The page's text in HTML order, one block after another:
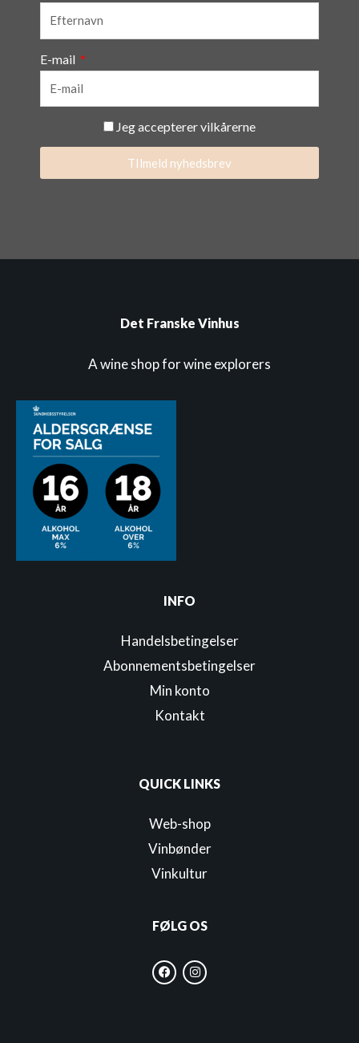
E-mail
Jeg accepterer vilkårerne
TIlmeld nyhedsbrev
Det Franske Vinhus
A wine shop for wine explorers
INFO
Handelsbetingelser
Abonnementsbetingelser
Min konto
Kontakt
QUICK LINKS
Web-shop
Vinbønder
Vinkultur
FØLG OS
F
a
c
I
n
s